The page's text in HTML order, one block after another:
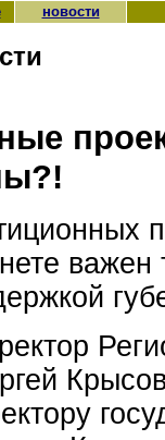
новости
важен